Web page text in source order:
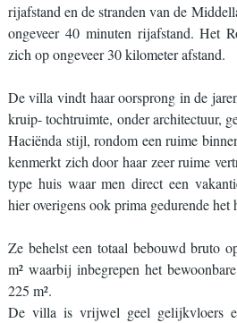
rijafstand en de stranden van de
ongeveer 40 minuten rijafstand. Het
zich op ongeveer 30 kilometer afstand.
De villa vindt haar oorsprong in de
kruip- tochtruimte, onder architectuur,
Haciënda stijl, rondom een ruime
kenmerkt zich door haar zeer ruime
type huis waar men direct een
hier overigens ook prima gedurende
Ze behelst een totaal bebouwd bruto
m² waarbij inbegrepen het
225 m².
De villa is vrijwel geel gelijkvloers